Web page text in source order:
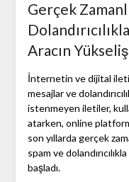
Gerçek
Aracın
İnternetin ve dijital
mesajlar ve
istenmeyen iletiler,
atarken, online
son yıllarda gerçek
spam ve
başladı.